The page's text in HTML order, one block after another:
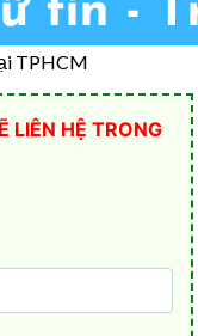
TPHCM